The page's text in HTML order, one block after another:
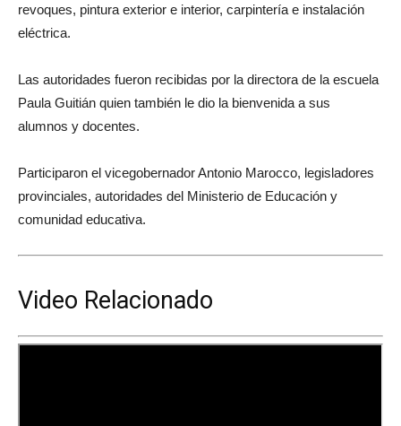
revoques, pintura exterior e interior, carpintería e instalación
eléctrica.
Las autoridades fueron recibidas por la directora de la escuela
Paula Guitián quien también le dio la bienvenida a sus
alumnos y docentes.
Participaron el vicegobernador Antonio Marocco, legisladores
provinciales, autoridades del Ministerio de Educación y
comunidad educativa.
Video Relacionado